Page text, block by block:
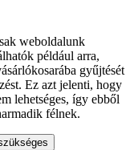
weboldalunk
például arra,
gyűjtését
Ez azt jelenti, hogy
lehetséges, így ebből
félnek.